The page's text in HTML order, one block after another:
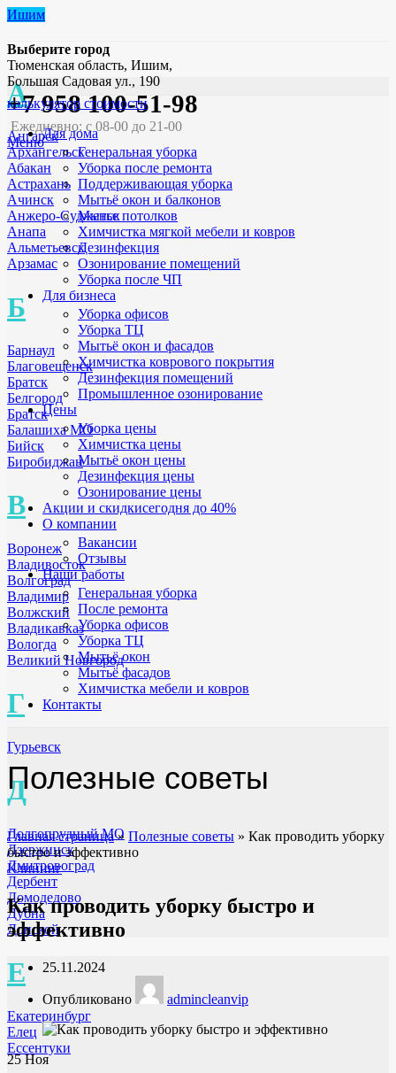
Ишим
Выберите город
А
Ангарск
Архангельск
Абакан
Астрахань
Ачинск
Анжеро-Судженск
Анапа
Альметьевск
Арзамас
Б
Барнаул
Благовещенск
Братск
Белгород
Братск
Балашиха МО
Бийск
Биробиджан
В
Воронеж
Владивосток
Волгоград
Владимир
Волжский
Владикавказ
Вологда
Великий Новгород
Г
Гурьевск
Д
Долгопрудный МО
Дзержинск
Дмитровоград
Дербент
Домодедово
Дубна
Донской
Е
Екатеринбург
Елец
Ессентуки
Тюменская область, Ишим,
Большая Садовая ул., 190
+7 958 100-51-98
Ежедневно: с 08-00 до 21-00
Меню
калькулятор стоимости
Для дома
Генеральная уборка
Уборка после ремонта
Поддерживающая уборка
Мытьё окон и балконов
Мытье потолков
Химчистка мягкой мебели и ковров
Дезинфекция
Озонирование помещений
Уборка после ЧП
Для бизнеса
Уборка офисов
Уборка ТЦ
Мытьё окон и фасадов
Химчистка коврового покрытия
Дезинфекция помещений
Промышленное озонирование
Цены
Уборка цены
Химчистка цены
Мытьё окон цены
Дезинфекция цены
Озонирование цены
Акции и скидкисегодня до 40%
О компании
Вакансии
Отзывы
Наши работы
Генеральная уборка
После ремонта
Уборка офисов
Уборка ТЦ
Мытьё окон
Мытьё фасадов
Химчистка мебели и ковров
Контакты
Полезные советы
Главная страница» Полезные советы » Как проводить уборку
быстро и эффективно
Клининг
Как проводить уборку быстро и
эффективно
25.11.2024
Опубликовано admincleanvip
25Ноя